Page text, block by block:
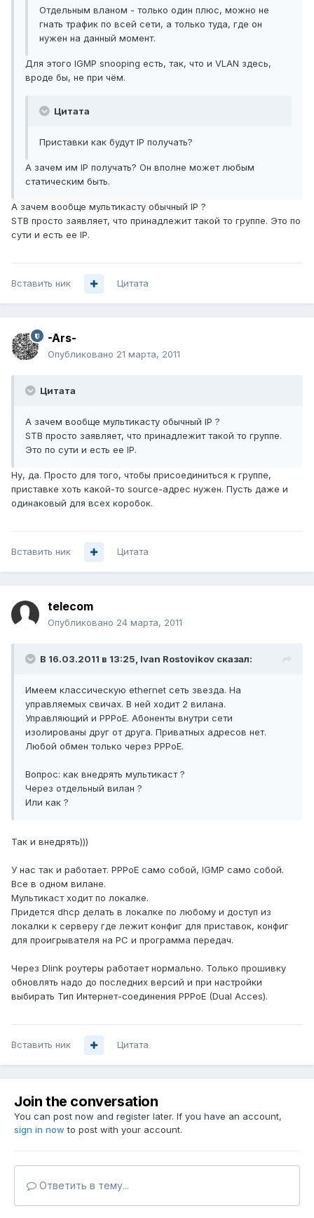
Отдельным вланом - только один плюс, можно не
гнать трафик по всей сети, а только туда, где он
нужен на данный момент.
Для этого IGMP snooping есть, так, что и VLAN здесь,
вроде бы, не при чём.
Цитата
Приставки как будут IP получать?
А зачем им IP получать? Он вполне может любым
статическим быть.
А зачем вообще мультикасту обычный IP ?
STB просто заявляет, что принадлежит такой то группе. Это по
сути и есть ее IP.
Вставить ник Цитата
-Ars-
Опубликовано 21 марта, 2011
Цитата
А зачем вообще мультикасту обычный IP ?
STB просто заявляет, что принадлежит такой то группе.
Это по сути и есть ее IP.
Ну, да. Просто для того, чтобы присоединиться к группе,
приставке хоть какой-то source-адрес нужен. Пусть даже и
одинаковый для всех коробок.
Вставить ник Цитата
telecom
Опубликовано 24 марта, 2011
В 16.03.2011 в 13:25, Ivan Rostovikov сказал:
Имеем классическую ethernet сеть звезда. На
управляемых свичах. В ней ходит 2 вилана.
Управляющий и PPPoE. Абоненты внутри сети
изолированы друг от друга. Приватных адресов нет.
Любой обмен только через PPPoE.
Вопрос: как внедрять мультикаст ?
Через отдельный вилан ?
Или как ?
Так и внедрять)))
У нас так и работает. PPPoE само собой, IGMP само собой.
Все в одном вилане.
Мультикаст ходит по локалке.
Придется dhcp делать в локалке по любому и доступ из
локалки к серверу где лежит конфиг для приставок, конфиг
для проигрывателя на PC и программа передач.
Через Dlink роутеры работает нормально. Только прошивку
обновлять надо до последних версий и при настройки
выбирать Тип Интернет-соединения PPPoE (Dual Acces).
Вставить ник Цитата
Join the conversation
You can post now and register later. If you have an account,
sign in now to post with your account.
Ответить в тему...